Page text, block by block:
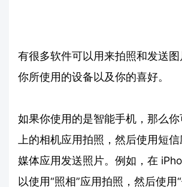
有很多软件可以用来拍照和发送
你所使用的设备以及你的喜好。
如果你使用的是智能手机，那么
上的相机应用拍照，然后使用短
媒体应用发送照片。例如，在
以使用“照相”应用拍照，然后使用